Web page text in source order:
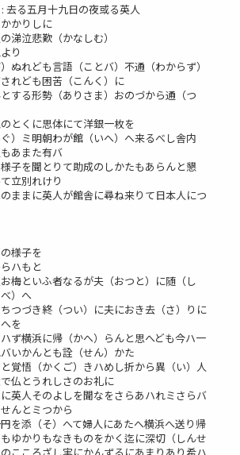
去る五月十九日の夜或る英人
かりしに
涕泣悲歎（かなしむ）
り
ぬれども言語（ことバ）不通（わからず）
れども困苦（こんく）に
する形勢（ありさま）おのづから通（つ
とくに思体にて洋銀一枚を
）ミ明朝わが館（いへ）へ来るべし舎内
あまた有バ
子を聞とりて助成のしかたもあらんと懇
立別れけり
ままに英人が館舎に尋ね来りて日本人につ
様子を
ハもと
梅といふ者なるが夫（おつと）に随（し
）へ
つづき終（つい）に夫におき去（さ）りに
を
ず横浜に帰（かへ）らんと思へども今ハ一
いかんとも詮（せん）かた
覚悟（かくご）きハめし折から異（い）人
仏とうれしさのお礼に
英人そのよしを聞なをさらあハれミさらバ
んとミつから
を添（そ）へて婦人にあたへ横浜へ送り帰
ゆかりもなきものをかく迄に深切（しんせ
こころざし実にかんずるにあまりあり希ハ